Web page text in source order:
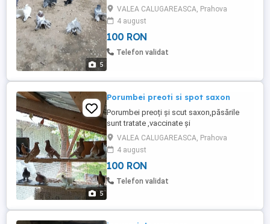
5
mai multe informații și poze contactați
mă.
VALEA CALUGAREASCA, Prahova
4 august
100 RON
Telefon validat
5
Porumbei preoti si spot saxon
Porumbei preoți și scut saxon,păsările
sunt tratate ,vaccinate și
deparazitate.Pentru mai multe detalii și
poze , contactați mă.
VALEA CALUGAREASCA, Prahova
4 august
100 RON
Telefon validat